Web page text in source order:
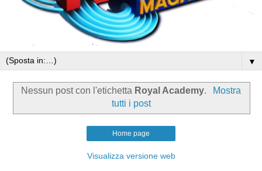
▼
Nessun post con l'etichetta Royal Academy.
Mostra
tutti i post
Home page
Visualizza versione web